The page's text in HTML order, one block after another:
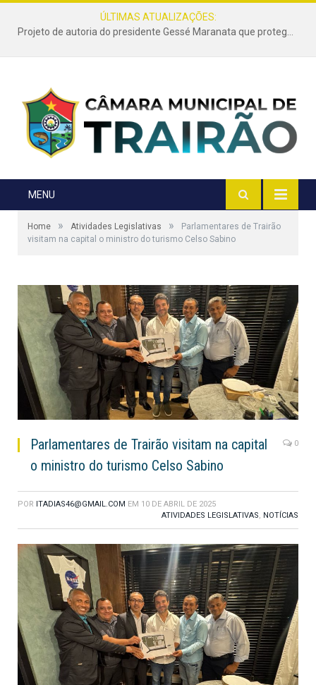
ÚLTIMAS ATUALIZAÇÕES:
Projeto de autoria do presidente Gessé Maranata que protege as estradas vicinais de Trairão é transformado em lei
MENU
Home » Atividades Legislativas »
Parlamentares de Trairão
visitam na capital o ministro do turismo Celso Sabino
Parlamentares de Trairão visitam na capital
o ministro do turismo Celso Sabino
0
POR ITADIAS46@GMAIL.COM EM 10 DE ABRIL DE 2025
ATIVIDADES LEGISLATIVAS, NOTÍCIAS